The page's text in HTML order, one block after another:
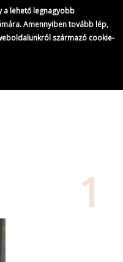
a lehető legnagyobb
Amennyiben tovább lép,
származó cookie-
1